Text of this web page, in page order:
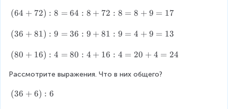
9
)
4
(
4
7
)
8
(64 + 72) : 8 = 64 : 8 + 72 : 8 = 8 + 9 = 17
(
6
8
)
(36 + 81) : 9 = 36 : 9 + 81 : 9 = 4 + 9 = 13
(
0
1
(80 + 16) : 4 = 80 : 4 + 16 : 4 = 20 + 4 = 24
Рассмотрите выражения. Что в них общего?
(
(36 + 6) : 6